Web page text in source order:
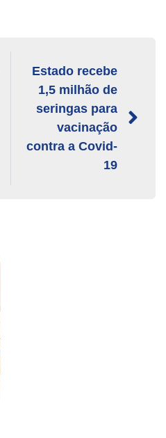
Estado recebe
1,5 milhão de
seringas para
vacinação
contra a Covid-
19